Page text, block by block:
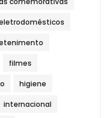
filmes
higiene
internacional